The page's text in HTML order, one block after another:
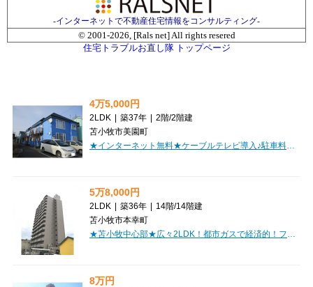
-インターネットで不動産住宅情報をコンサルティング-
© 2001-2026, [Rals net] All rights resered
住宅トラブルお直し隊 トップページ
4万5,000円
2LDK | 築37年 | 2階/2階建
苫小牧市美園町
5万8,000円
2LDK | 築36年 | 14階/14階建
苫小牧市本幸町
8万円